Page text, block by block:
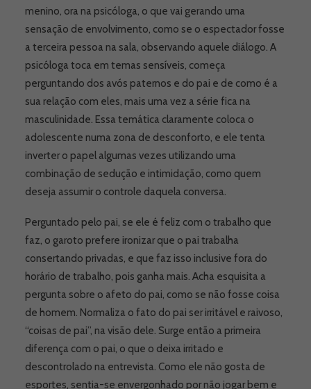
menino, ora na psicóloga, o que vai gerando uma
sensação de envolvimento, como se o espectador fosse
a terceira pessoa na sala, observando aquele diálogo. A
psicóloga toca em temas sensíveis, começa
perguntando dos avós paternos e do pai e de como é a
sua relação com eles, mais uma vez a série fica na
masculinidade. Essa temática claramente coloca o
adolescente numa zona de desconforto, e ele tenta
inverter o papel algumas vezes utilizando uma
combinação de sedução e intimidação, como quem
deseja assumir o controle daquela conversa.
Perguntado pelo pai, se ele é feliz com o trabalho que
faz, o garoto prefere ironizar que o pai trabalha
consertando privadas, e que faz isso inclusive fora do
horário de trabalho, pois ganha mais. Acha esquisita a
pergunta sobre o afeto do pai, como se não fosse coisa
de homem. Normaliza o fato do pai ser irritável e raivoso,
“coisas de pai”, na visão dele. Surge então a primeira
diferença com o pai, o que o deixa irritado e
descontrolado na entrevista. Como ele não gosta de
esportes, sentia-se envergonhado por não jogar bem e